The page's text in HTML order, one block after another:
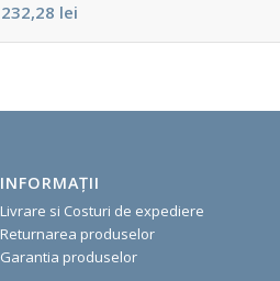
232,28 lei
INFORMAŢII
Livrare si Costuri de expediere
Returnarea produselor
Garantia produselor